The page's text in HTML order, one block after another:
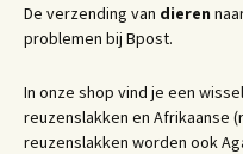
De verzending van dieren
problemen bij Bpost.
In onze shop vind je een
reuzenslakken en Afrikaanse
reuzenslakken worden ook